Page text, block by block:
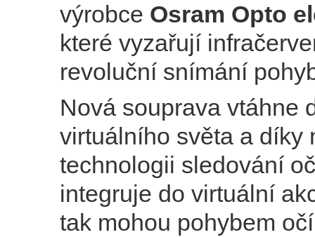
výrobce Osram Opto
které vyzařují
revoluční snímání
Nová souprava vtáhne
virtuálního světa a díky
technologii sledování
integruje do virtuální
tak mohou pohybem